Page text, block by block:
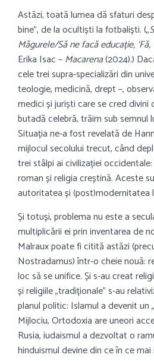
Astăzi, toată lumea dă sfaturi
bine”, de la ocultiști la fotbaliști. („
Măgurele/Să ne facă educație, ‘
Erika Isac –Macarena(2024).)
cele trei supra-specializări din
teologie, medicină, drept –,
medici și juriști care se cred divini
butadă celebră, trăim sub semnul
Situația ne-a fost revelată de
mijlocul secolului trecut, când
trei stâlpi ai civilizației
roman și religia creștină. Aceste
autoritatea și (post)modernitatea
Și totuși, problema nu este a
multiplicării ei prin inventarea de
Malraux poate fi citită astăzi
Nostradamus) într-o cheie nouă:
loc să se unifice. Și s-au creat
și religiile „tradiționale” s-au
planul politic: Islamul a devenit un
Mijlociu, Ortodoxia are uneori
Rusia, iudaismul a dezvoltat o
hinduismul devine din ce în ce